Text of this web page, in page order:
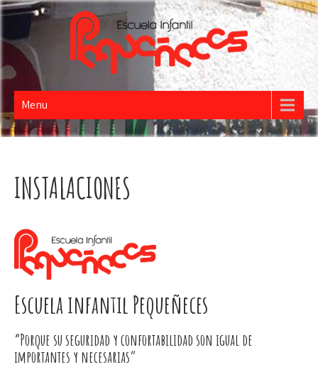
PEQUEÑECES
Escuela Infantil
Menu
INSTALACIONES
Escuela infantil Pequeñeces
“Porque su seguridad y confortabilidad son igual de
importantes y necesarias”